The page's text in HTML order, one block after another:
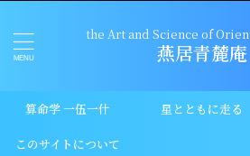
the Art and Science of
燕居青麓庵
算命学 一伍一什 星とともに走る
このサイトについて